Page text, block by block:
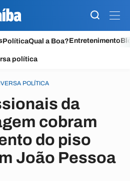
PolíticaQual a Boa?Entretenimento
política
POLÍTICA
da
cobram
do piso
João Pessoa